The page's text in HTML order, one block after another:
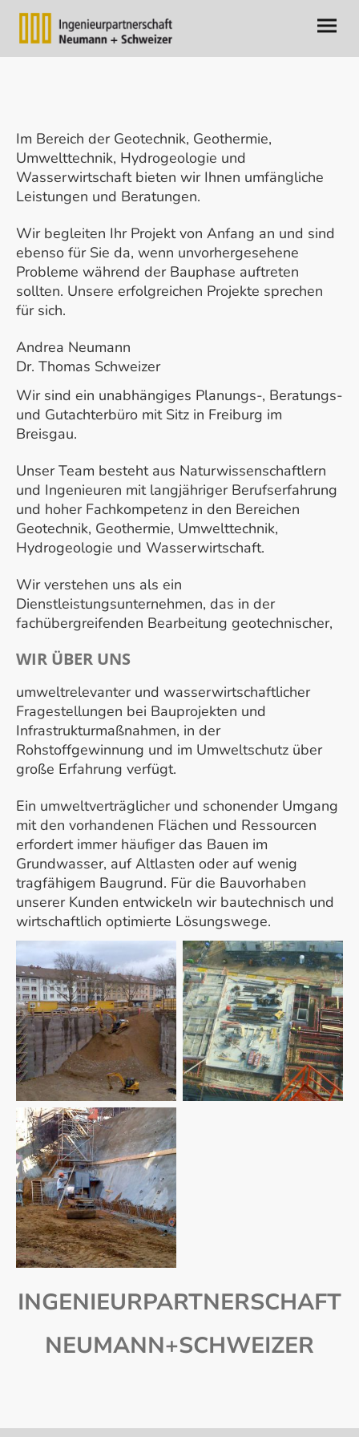
Im Bereich der Geotechnik, Geothermie,
Umwelttechnik, Hydrogeologie und
Wasserwirtschaft bieten wir Ihnen umfängliche
Leistungen und Beratungen.
Wir begleiten Ihr Projekt von Anfang an und sind
ebenso für Sie da, wenn unvorhergesehene
Probleme während der Bauphase auftreten
sollten. Unsere erfolgreichen Projekte sprechen
für sich.
Andrea Neumann
Dr. Thomas Schweizer
Wir sind ein unabhängiges Planungs-, Beratungs-
und Gutachterbüro mit Sitz in Freiburg im
Breisgau.
Unser Team besteht aus Naturwissenschaftlern
und Ingenieuren mit langjähriger Berufserfahrung
und hoher Fachkompetenz in den Bereichen
Geotechnik, Geothermie, Umwelttechnik,
Hydrogeologie und Wasserwirtschaft.
Wir verstehen uns als ein
Dienstleistungsunternehmen, das in der
fachübergreifenden Bearbeitung geotechnischer,
WIR ÜBER UNS
umweltrelevanter und wasserwirtschaftlicher
Fragestellungen bei Bauprojekten und
Infrastrukturmaßnahmen, in der
Rohstoffgewinnung und im Umweltschutz über
große Erfahrung verfügt.
Ein umweltverträglicher und schonender Umgang
mit den vorhandenen Flächen und Ressourcen
erfordert immer häufiger das Bauen im
Grundwasser, auf Altlasten oder auf wenig
tragfähigem Baugrund. Für die Bauvorhaben
unserer Kunden entwickeln wir bautechnisch und
wirtschaftlich optimierte Lösungswege.
INGENIEURPARTNERSCHAFT
NEUMANN+SCHWEIZER